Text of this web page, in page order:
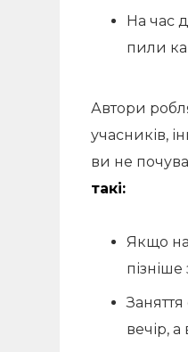
На час
пили
Автори
учасників,
ви не
такі:
Якщо
вечір, а